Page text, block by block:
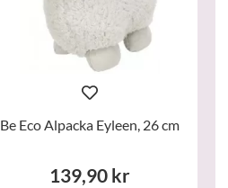
Be Eco Alpacka Eyleen, 26 cm
139,90 kr